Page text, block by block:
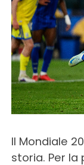
Il Mondiale
storia. Per